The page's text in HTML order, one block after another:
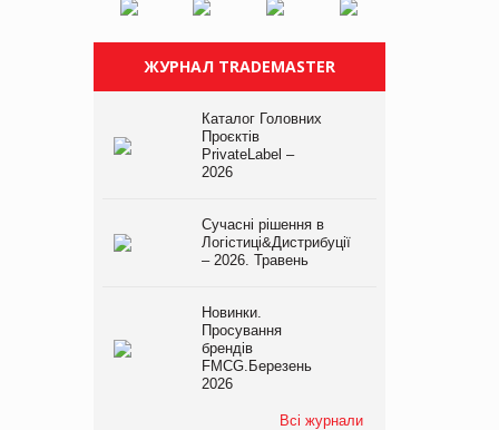
ЖУРНАЛ TRADEMASTER
Каталог Головних
Проєктів
PrivateLabel –
2026
Сучасні рішення в
Логістиці&Дистрибуції
– 2026. Травень
Новинки.
Просування
брендів
FMCG.Березень
2026
Всі журнали